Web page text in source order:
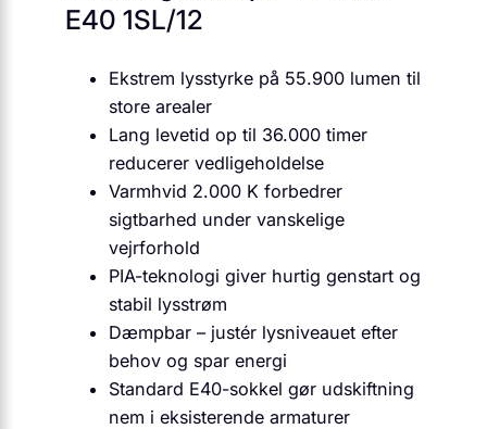
E40 1SL/12
Ekstrem lysstyrke på 55.900 lumen til
store arealer
Lang levetid op til 36.000 timer
reducerer vedligeholdelse
Varmhvid 2.000 K forbedrer
sigtbarhed under vanskelige
vejrforhold
PIA-teknologi giver hurtig genstart og
stabil lysstrøm
Dæmpbar – justér lysniveauet efter
behov og spar energi
Standard E40-sokkel gør udskiftning
nem i eksisterende armaturer